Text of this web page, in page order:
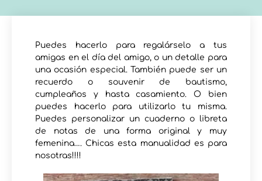
Puedes hacerlo para regalárselo a tus
amigas en el día del amigo, o un detalle para
una ocasión especial. También puede ser un
recuerdo o souvenir de bautismo,
cumpleaños y hasta casamiento. O bien
puedes hacerlo para utilizarlo tu misma.
Puedes personalizar un cuaderno o libreta
de notas de una forma original y muy
femenina…. Chicas esta manualidad es para
nosotras!!!!